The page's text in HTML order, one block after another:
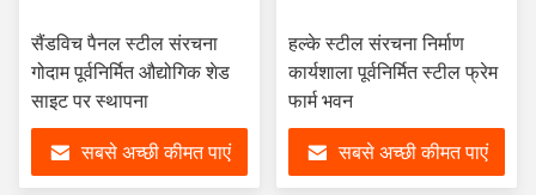
सैंडविच पैनल स्टील संरचना
गोदाम पूर्वनिर्मित औद्योगिक शेड
साइट पर स्थापना
सबसे अच्छी कीमत पाएं
हल्के स्टील संरचना निर्माण
कार्यशाला पूर्वनिर्मित स्टील फ्रेम
फार्म भवन
सबसे अच्छी कीमत पाएं